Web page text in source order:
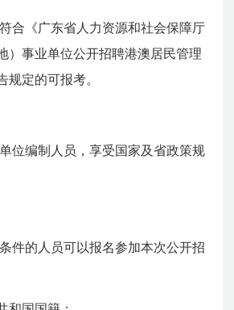
符合《广东省人力资源和社会保障厅
）事业单位公开招聘港澳居民管理
规定的可报考。
位编制人员，享受国家及省政策规
件的人员可以报名参加本次公开招